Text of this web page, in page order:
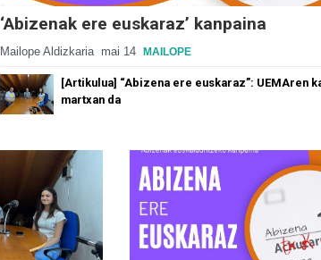
‘Abizenak ere euskaraz’ kanpaina
Mailope Aldizkaria mai 14 MAILOPE
[Artikulua] “Abizena ere euskaraz”: UEMAren
martxan da